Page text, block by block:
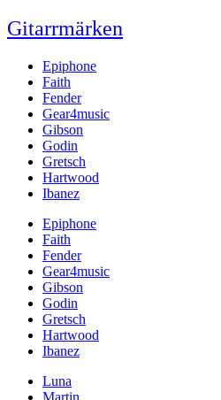
Gitarrmärken
Epiphone
Faith
Fender
Gear4music
Gibson
Godin
Gretsch
Hartwood
Ibanez
Epiphone
Faith
Fender
Gear4music
Gibson
Godin
Gretsch
Hartwood
Ibanez
Luna